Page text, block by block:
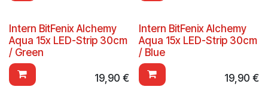
Intern BitFenix Alchemy
Aqua 15x LED-Strip 30cm
/ Green
19,90 €
Intern BitFenix Alchemy
Aqua 15x LED-Strip 30cm
/ Blue
19,90 €